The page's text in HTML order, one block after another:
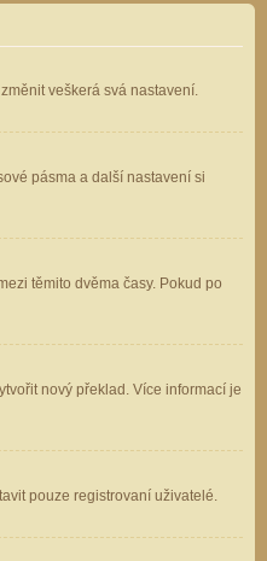
veškerá svá nastavení.
pásma a další nastavení si
těmito dvěma časy. Pokud po
nový překlad. Více informací je
pouze registrovaní uživatelé.